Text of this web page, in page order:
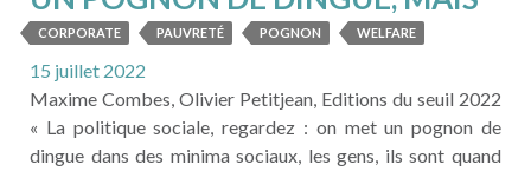
POUR QUI ? L’argent magique de
la pandémie
CORPORATE PAUVRETÉ POGNON WELFARE
15 juillet 2022
Maxime Combes, Olivier Petitjean, Editions du seuil 2022
« La politique sociale, regardez : on met un pognon de
dingue dans des minima sociaux, les gens, ils sont quand